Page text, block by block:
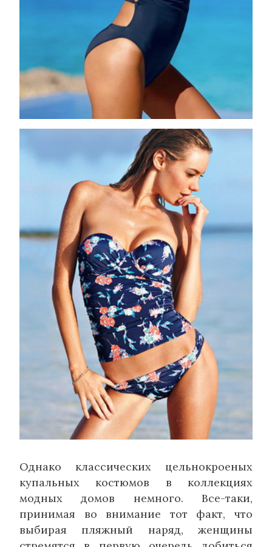
Однако классических цельнокроеных
купальных костюмов в коллекциях
модных домов немного. Все-таки,
принимая во внимание тот факт, что
выбирая пляжный наряд, женщины